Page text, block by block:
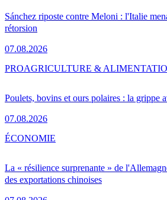
Sánchez riposte contre Meloni : l'Italie
rétorsion
07.08.2026
Poulets, bovins et ours polaires : la grippe
07.08.2026
PROAGRICULTURE &
La « résilience surprenante » de
des exportations chinoises
ÉCONOMIE